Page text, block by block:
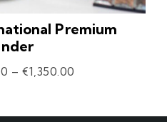
Premium
– €1,350.00